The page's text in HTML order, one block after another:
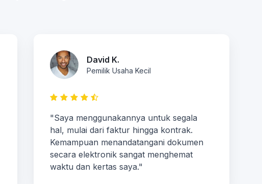
David K.
Pemilik Usaha Kecil
"Saya menggunakannya untuk segala
hal, mulai dari faktur hingga kontrak.
Kemampuan menandatangani dokumen
secara elektronik sangat menghemat
waktu dan kertas saya."